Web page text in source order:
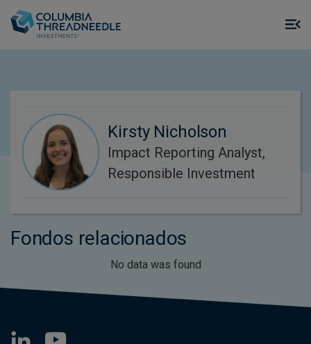
Kirsty Nicholson
Impact Reporting Analyst,
Responsible Investment
Fondos relacionados
No data was found